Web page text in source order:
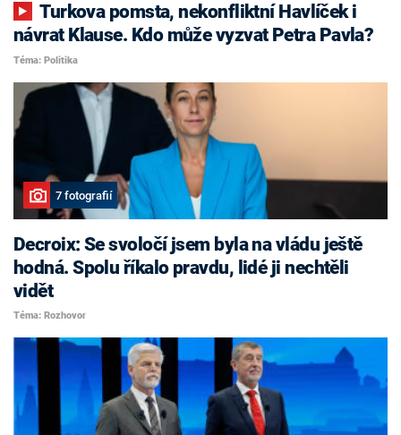
Turkova pomsta, nekonfliktní Havlíček i
návrat Klause. Kdo může vyzvat Petra Pavla?
Téma: Politika
7 fotografií
Decroix: Se svoločí jsem byla na vládu ještě
hodná. Spolu říkalo pravdu, lidé ji nechtěli
vidět
Téma: Rozhovor